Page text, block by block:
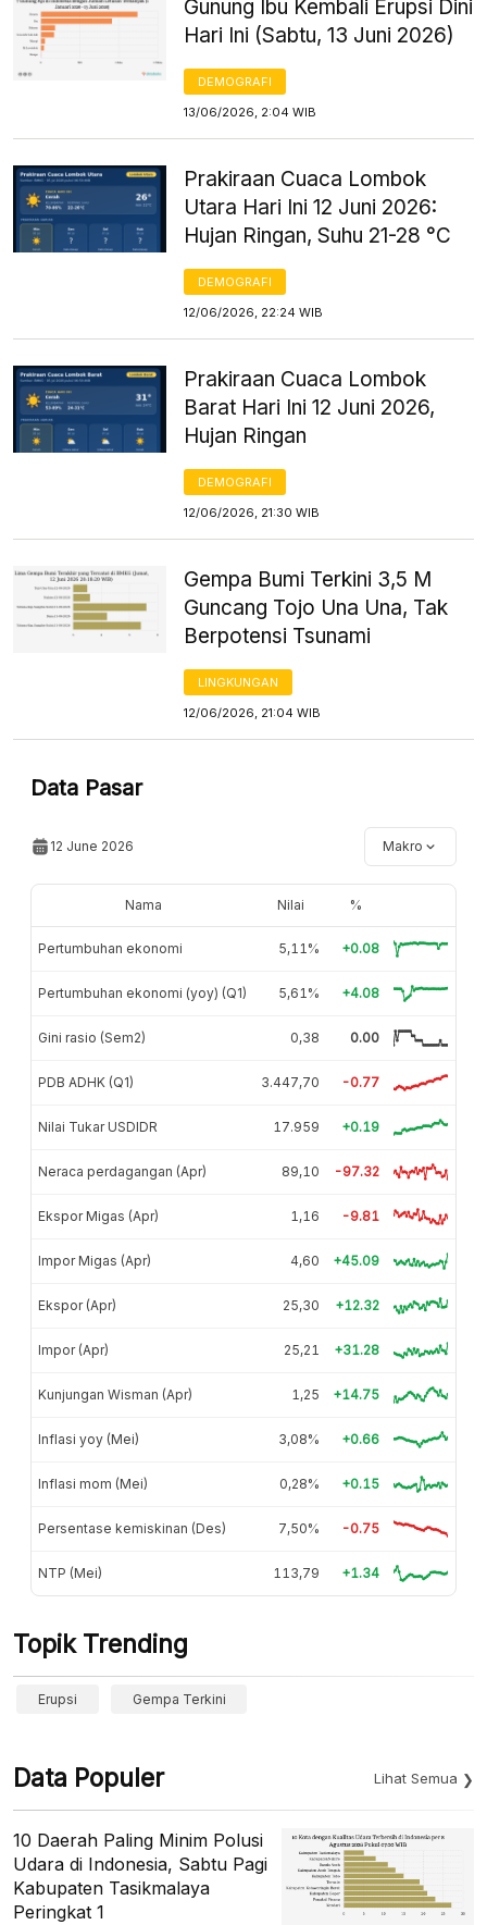
Gunung Ibu Kembali Erupsi Dini
Hari Ini (Sabtu, 13 Juni 2026)
DEMOGRAFI
13/06/2026, 2:04 WIB
Prakiraan Cuaca Lombok
Utara Hari Ini 12 Juni 2026:
Hujan Ringan, Suhu 21-28 °C
DEMOGRAFI
12/06/2026, 22:24 WIB
Prakiraan Cuaca Lombok
Barat Hari Ini 12 Juni 2026,
Hujan Ringan
DEMOGRAFI
12/06/2026, 21:30 WIB
Gempa Bumi Terkini 3,5 M
Guncang Tojo Una Una, Tak
Berpotensi Tsunami
LINGKUNGAN
12/06/2026, 21:04 WIB
Data Pasar
12 June 2026 Makro
Nama Nilai %
Pertumbuhan ekonomi 5,11% +0.08
Pertumbuhan ekonomi (yoy) (Q1) 5,61% +4.08
Gini rasio (Sem2) 0,38 0.00
PDB ADHK (Q1) 3.447,70 -0.77
Nilai Tukar USDIDR 17.959 +0.19
Neraca perdagangan (Apr) 89,10 -97.32
Ekspor Migas (Apr) 1,16 -9.81
Impor Migas (Apr) 4,60 +45.09
Ekspor (Apr) 25,30 +12.32
Impor (Apr) 25,21 +31.28
Kunjungan Wisman (Apr) 1,25 +14.75
Inflasi yoy (Mei) 3,08% +0.66
Inflasi mom (Mei) 0,28% +0.15
Persentase kemiskinan (Des) 7,50% -0.75
NTP (Mei) 113,79 +1.34
Topik Trending
Erupsi Gempa Terkini
Data Populer Lihat Semua
10 Daerah Paling Minim Polusi
Udara di Indonesia, Sabtu Pagi
Kabupaten Tasikmalaya
Peringkat 1